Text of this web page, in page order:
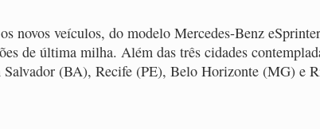
novos veículos, do modelo Mercedes-Benz
de última milha. Além das três cidades
Salvador (BA), Recife (PE), Belo Horizonte (MG) e